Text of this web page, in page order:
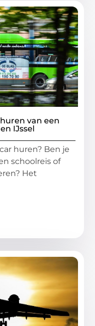
van een
IJssel
huren? Ben je
schoolreis of
Het